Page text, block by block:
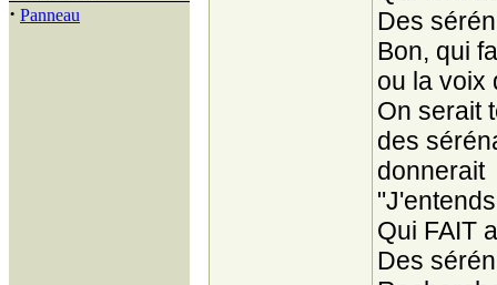
· Panneau
Des
Bon, qui
ou la voix
On serait
des
donnerait
Qui FAIT
Des